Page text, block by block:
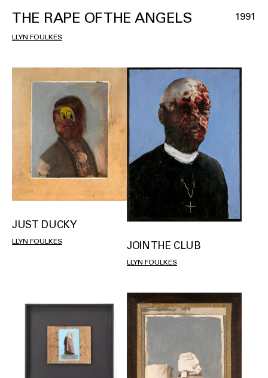
THE RAPE OF THE ANGELS 1991
LLYN FOULKES
JUST DUCKY
LLYN FOULKES JOIN THE CLUB
LLYN FOULKES